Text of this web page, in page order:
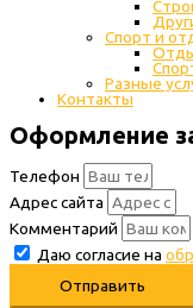
Спорт и
Разные
Контакты
Оформление
Телефон
Адрес сайта
Комментарий
Даю согласие на
Отправить